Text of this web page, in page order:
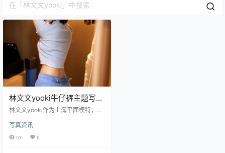
林文文yooki牛仔裤主题写
真，阿罗多姿的身段，散发
林文文yooki作为上海平面模特，之
蓝西装秘书之类的作品，真的好好
看哦，不过她的图片一发出来，与
写真资讯
57 0